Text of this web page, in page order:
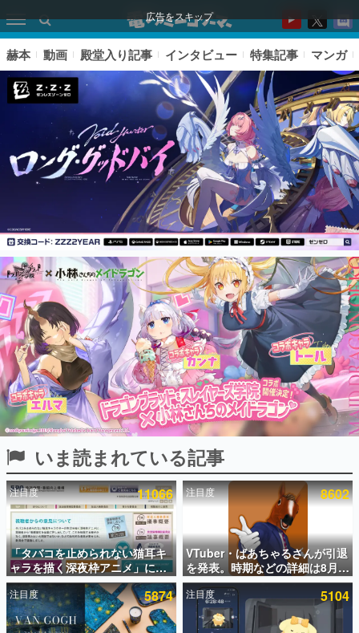
広告をスキップ
ピックアップ
電ファミのいま読まれている記事ランキング
アプリセール情報
インタビュー
連載・特集一覧
殿堂入り記事
SNS拡散数が数千以上！ ページビュー数万以上！ などな
ど。多くの人々に読まれた、電ファミ渾身の“殿堂入り”記
事をまとめました。
ゲームの企画書
名作ゲームクリエイターの方々に製作時のエピソードをお
聞きし、ヒットする企画（ゲーム）とは何か？を探ってい
きます。
赫本
この物語を解いてはいけない。『赫本』は、〈試験問題〉
の形をした短編ホラー小説集です。
赫本 動画 殿堂入り記事 インタビュー 特集記事 マンガ
いま読まれている記事
注目度 11066
「タバコを止められない猫耳キ
ャラを描く深夜枠アニメ」に視
聴者の一部から批判意見。違法
薬物の使用と思しき描写も含め
て、BPOが議論を交わす
注目度 8602
VTuber・ばあちゃるさんが引退
を発表。時期などの詳細は8月9
日15時からの配信で説明
注目度 5874 注目度 5104